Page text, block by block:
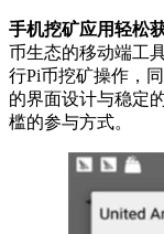
手机挖矿应用轻松
币生态的移动端工
行Pi币挖矿操作，
的界面设计与稳定
槛的参与方式。